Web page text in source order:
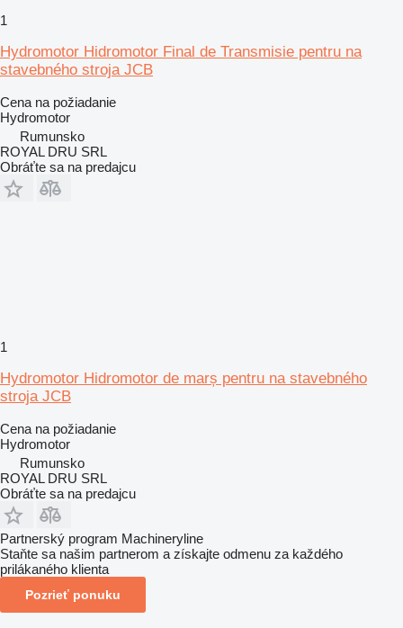
1
Hydromotor Hidromotor Final de Transmisie pentru na
stavebného stroja JCB
Cena na požiadanie
Hydromotor
Rumunsko
ROYAL DRU SRL
Obráťte sa na predajcu
1
Hydromotor Hidromotor de marș pentru na stavebného
stroja JCB
Cena na požiadanie
Hydromotor
Rumunsko
ROYAL DRU SRL
Obráťte sa na predajcu
Partnerský program Machineryline
Staňte sa našim partnerom a získajte odmenu za každého
prilákaného klienta
Pozrieť ponuku